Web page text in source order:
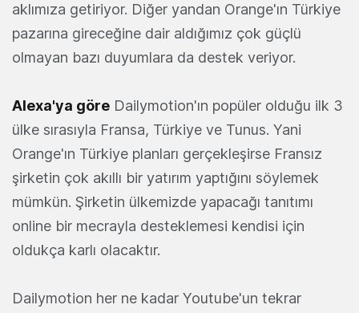
aklımıza getiriyor. Diğer yandan Orange'ın Türkiye
pazarına gireceğine dair aldığımız çok güçlü
olmayan bazı duyumlara da destek veriyor.
Alexa'ya göre Dailymotion'ın popüler olduğu ilk 3
ülke sırasıyla Fransa, Türkiye ve Tunus. Yani
Orange'ın Türkiye planları gerçekleşirse Fransız
şirketin çok akıllı bir yatırım yaptığını söylemek
mümkün. Şirketin ülkemizde yapacağı tanıtımı
online bir mecrayla desteklemesi kendisi için
oldukça karlı olacaktır.
Dailymotion her ne kadar Youtube'un tekrar